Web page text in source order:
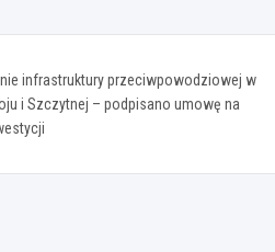
infrastruktury przeciwpowodziowej w
i Szczytnej – podpisano umowę na